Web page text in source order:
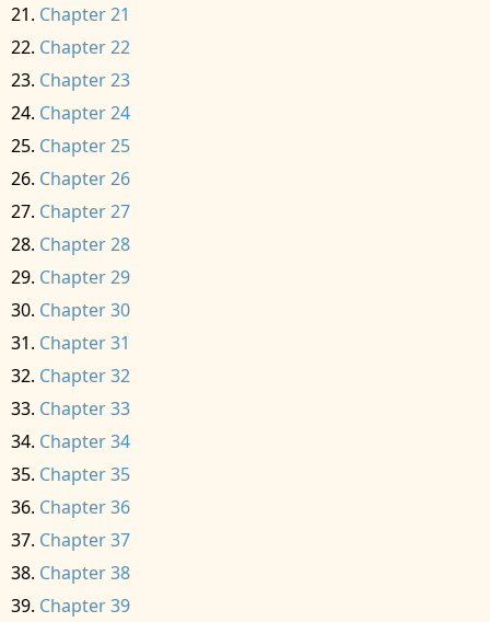
Chapter 21
Chapter 22
Chapter 23
Chapter 24
Chapter 25
Chapter 26
Chapter 27
Chapter 28
Chapter 29
Chapter 30
Chapter 31
Chapter 32
Chapter 33
Chapter 34
Chapter 35
Chapter 36
Chapter 37
Chapter 38
Chapter 39